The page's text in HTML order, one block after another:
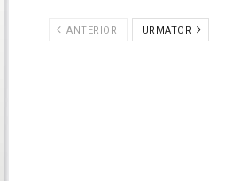
ANTERIOR URMATOR